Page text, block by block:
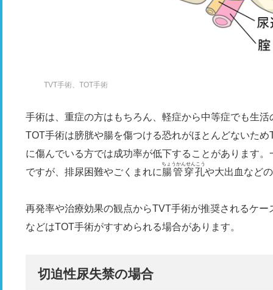
TVT手術、TOT手術
手術は、重症の方はもちろん、軽症から中等症でも生
TOT手術は膀胱や腸を傷つける恐れがほとんどないた
に傷んでいる方では成功率が低下することがあります
ですが、排尿困難やごくまれに腸管穿孔
ちょうかんせんこう
や大出血など
再発率や治療効果の観点からTVT手術が推奨されるケ
などはTOT手術がすすめられる場合があります。
切迫性尿失禁の場合